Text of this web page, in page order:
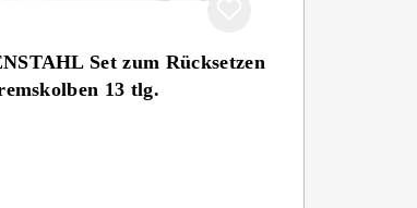
Set zum Rücksetzen
13 tlg.